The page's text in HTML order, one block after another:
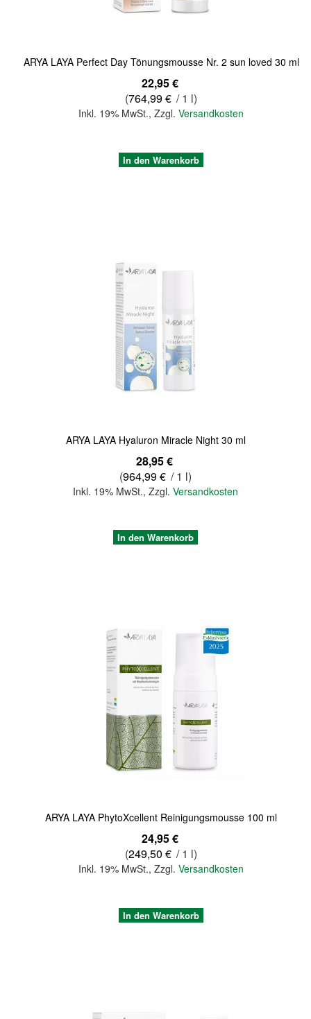
ARYA LAYA Perfect Day Tönungsmousse Nr. 2 sun loved 30 ml
22,95 €
(764,99 € / 1 l)
Inkl. 19% MwSt.,Zzgl.Versandkosten
In den Warenkorb
ARYA LAYA Hyaluron Miracle Night 30 ml
28,95 €
(964,99 € / 1 l)
Inkl. 19% MwSt., Zzgl. Versandkosten
In den Warenkorb
ARYA LAYA PhytoXcellent Reinigungsmousse 100 ml
24,95 €
(249,50 € / 1 l)
Inkl. 19% MwSt.,Zzgl.Versandkosten
In den Warenkorb